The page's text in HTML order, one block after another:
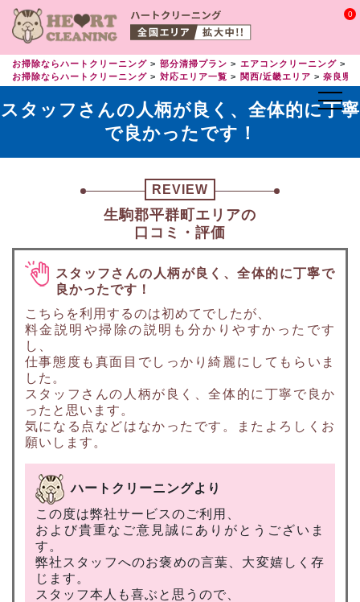
0
お掃除ならハートクリーニング 部分清掃プラン エアコンクリーニング
お掃除ならハートクリーニング
対応エリア一覧 関西/近畿エリア 奈良県
スタッフさんの人柄が良く、全体的に丁寧
で良かったです！
REVIEW
生駒郡平群町エリアの
口コミ・評価
スタッフさんの人柄が良く、全体的に丁寧で
良かったです！
こちらを利用するのは初めてでしたが、
料金説明や掃除の説明も分かりやすかったです
し、
仕事態度も真面目でしっかり綺麗にしてもらいま
した。
スタッフさんの人柄が良く、全体的に丁寧で良か
ったと思います。
気になる点などはなかったです。またよろしくお
願いします。
ハートクリーニングより
この度は弊社サービスのご利用、
および貴重なご意見誠にありがとうございま
す。
弊社スタッフへのお褒めの言葉、大変嬉しく存
じます。
スタッフ本人も喜ぶと思うので、